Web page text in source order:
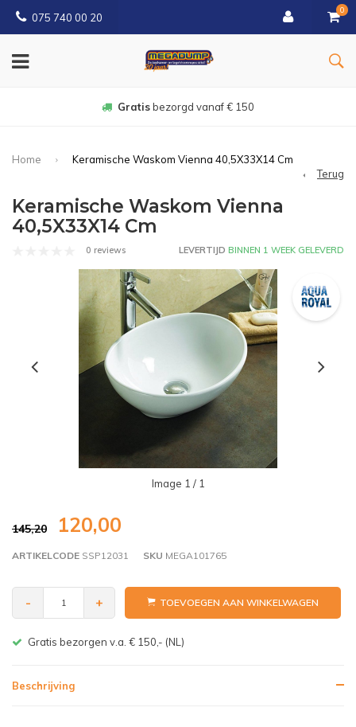
075 740 00 20
0
Gratisbezorgd vanaf € 150
Home
Keramische Waskom Vienna 40,5X33X14 Cm
Terug
Keramische Waskom Vienna
40,5X33X14 Cm
0 reviews LEVERTIJD BINNEN 1 WEEK GELEVERD
Image 1 / 1
145,20 120,00
ARTIKELCODE SSP12031 SKU MEGA101765
- + TOEVOEGEN AAN WINKELWAGEN
Gratis bezorgen v.a. € 150,- (NL)
Beschrijving